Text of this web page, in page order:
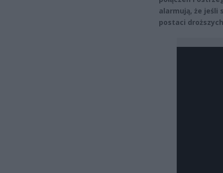
alarmują, że jeśli
postaci